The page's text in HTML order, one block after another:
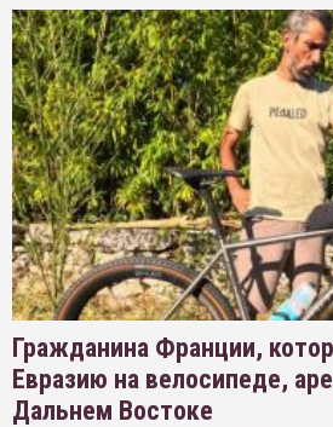
Гражданина Франции,
Евразию на велосипеде,
Дальнем Востоке